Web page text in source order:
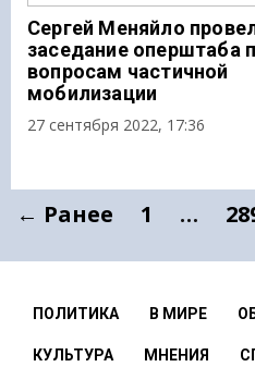
Сергей Меняйло
заседание оперштаба
вопросам частичной
мобилизации
27 сентября 2022, 17:36
← Ранее 1 …
ПОЛИТИКА В МИРЕ
КУЛЬТУРА МНЕНИЯ